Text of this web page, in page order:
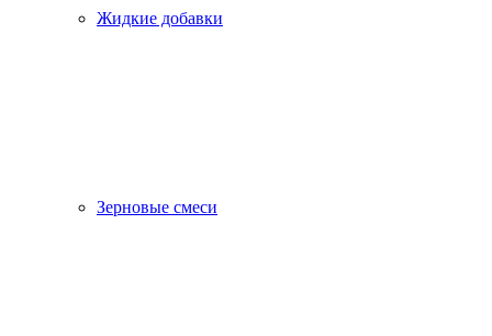
Жидкие добавки
Зерновые смеси